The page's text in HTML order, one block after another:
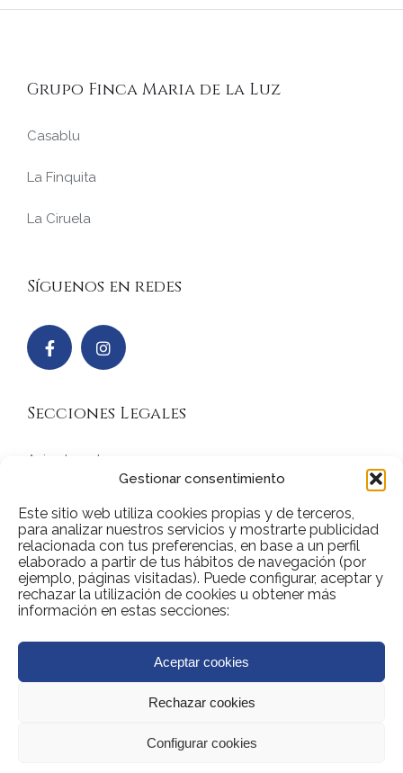
Gestionar consentimiento
Este sitio web utiliza cookies propias y de terceros,
para analizar nuestros servicios y mostrarte publicidad
relacionada con tus preferencias, en base a un perfil
elaborado a partir de tus hábitos de navegación (por
ejemplo, páginas visitadas). Puede configurar, aceptar y
rechazar la utilización de cookies u obtener más
información en estas secciones:
Aceptar cookies
Rechazar cookies
Configurar cookies
Grupo Finca Maria de la Luz
Casablu
La Finquita
La Ciruela
Síguenos en redes
Secciones Legales
Aviso Legal
Política de cookies
Condiciones de Venta
© 2024 Casablu. All Rights Reserved
Idioma: